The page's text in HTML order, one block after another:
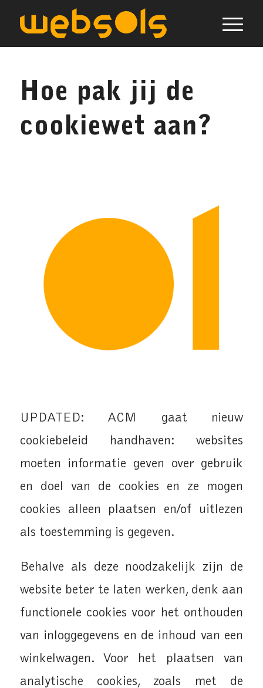
Hoe pak jij de
cookiewet aan?
UPDATED: ACM gaat nieuw
cookiebeleid handhaven: websites
moeten informatie geven over gebruik
en doel van de cookies en ze mogen
cookies alleen plaatsen en/of uitlezen
als toestemming is gegeven.
Behalve als deze noodzakelijk zijn de
website beter te laten werken, denk aan
functionele cookies voor het onthouden
van inloggegevens en de inhoud van een
winkelwagen. Voor het plaatsen van
analytische cookies, zoals met de